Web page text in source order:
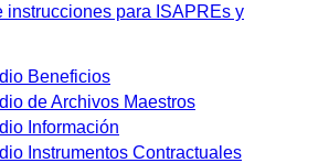
instrucciones para ISAPREs y
Beneficios
de Archivos Maestros
Información
Instrumentos Contractuales